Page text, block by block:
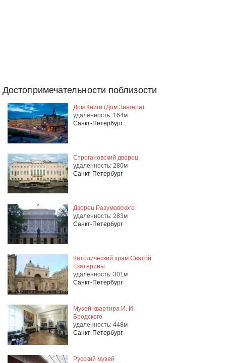
Достопримечательности поблизости
Дом Книги (Дом Зингера)
удаленность: 164м
Санкт-Петербург
Строгановский дворец
удаленность: 280м
Санкт-Петербург
Дворец Разумовского
удаленность: 283м
Санкт-Петербург
Католический храм Святой
Екатерины
удаленность: 301м
Санкт-Петербург
Музей-квартира И. И.
Бродского
удаленность: 448м
Санкт-Петербург
Русский музей